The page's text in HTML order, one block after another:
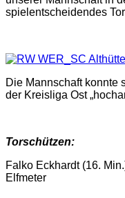
spielentscheidendes
Die Mannschaft konnte
der Kreisliga Ost
Torschützen:
Falko Eckhardt (16.
Elfmeter